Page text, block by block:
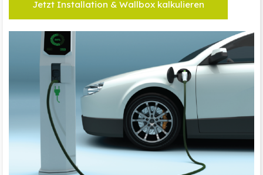
Jetzt Installation & Wallbox kalkulieren